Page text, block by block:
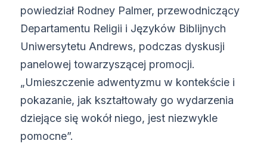
powiedział Rodney Palmer, przewodniczący
Departamentu Religii i Języków Biblijnych
Uniwersytetu Andrews, podczas dyskusji
panelowej towarzyszącej promocji.
„Umieszczenie adwentyzmu w kontekście i
pokazanie, jak kształtowały go wydarzenia
dziejące się wokół niego, jest niezwykle
pomocne”.